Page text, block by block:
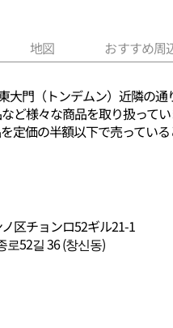
地図 おすすめ周
大門（トンデムン）近隣の
ど様々な商品を取り扱って
定価の半額以下で売っている
区チョンロ52ギル21-1
52길 36 (창신동)